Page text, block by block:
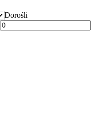
Dorośli